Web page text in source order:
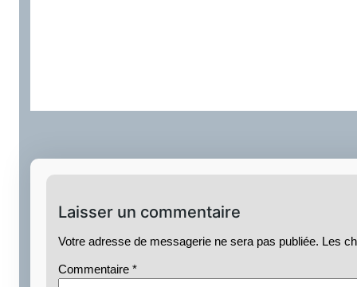
Laisser un commentaire
Votre adresse de messagerie ne sera pas publiée. Les
Commentaire*